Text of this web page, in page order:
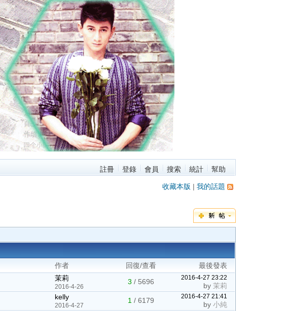
註冊 登錄 會員 搜索 統計 幫助
收藏本版 |我的話題
作者 回復/查看 最後發表
茉莉
2016-4-26
3 / 5696
2016-4-27 23:22
by 茉莉
kelly
2016-4-27
1 / 6179
2016-4-27 21:41
by 小純